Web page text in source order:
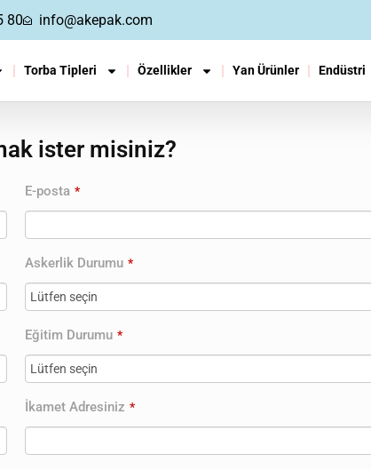
80 info@akepak.com
Torba Tipleri Özellikler Yan Ürünler Endüstri
ister misiniz?
E-posta *
Askerlik Durumu *
Eğitim Durumu *
İkamet Adresiniz *